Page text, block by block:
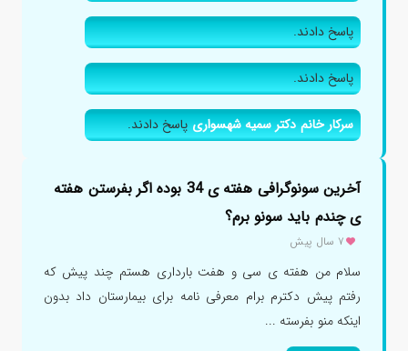
پاسخ دادند.
پاسخ دادند.
سرکار خانم دکتر سمیه شهسواریپاسخ دادند.
آخرین سونوگرافی هفته ی 34 بوده اگر بفرستن هفته
ی چندم باید سونو برم؟
۷ سال پیش
سلام من هفته ی سی و هفت بارداری هستم چند پیش که
رفتم پیش دکترم برام معرفی نامه برای بیمارستان داد بدون
اینکه منو بفرسته ...